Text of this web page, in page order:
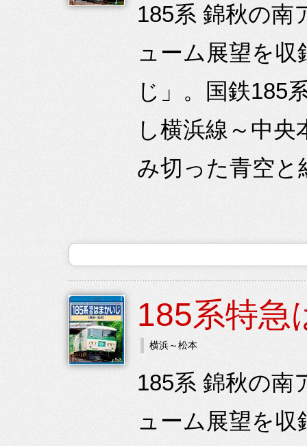
185系 錦秋の南
ューム展望を
じ」。国鉄185
し横浜線～中
み切った青空と
185系特急
横浜～松本
185系 錦秋の南
ューム展望を